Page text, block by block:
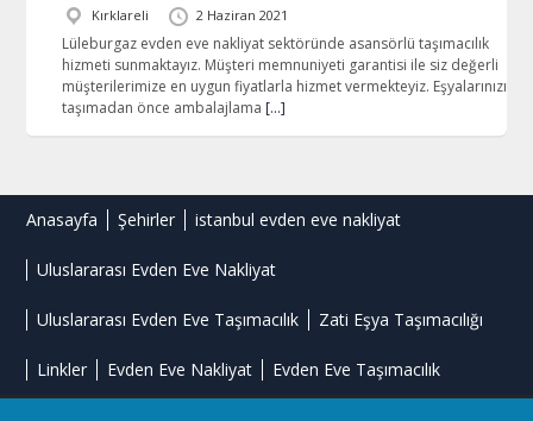
Kırklareli 2 Haziran 2021
Lüleburgaz evden eve nakliyat sektöründe asansörlü taşımacılık
hizmeti sunmaktayız. Müşteri memnuniyeti garantisi ile siz değerli
müşterilerimize en uygun fiyatlarla hizmet vermekteyiz. Eşyalarınızı
taşımadan önce ambalajlama […]
Anasayfa Şehirler istanbul evden eve nakliyat
Uluslararası Evden Eve Nakliyat
Uluslararası Evden Eve Taşımacılık Zati Eşya Taşımacılığı
Linkler Evden Eve Nakliyat Evden Eve Taşımacılık